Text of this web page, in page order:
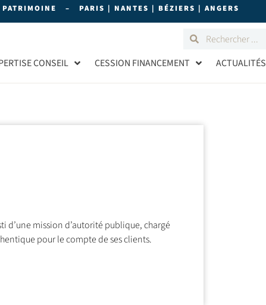
PATRIMOINE – PARIS | NANTES | BÉZIERS | ANGERS
CONSEIL CESSION FINANCEMENT ACTUALITÉS
d’une mission d’autorité publique, chargé
pour le compte de ses clients.